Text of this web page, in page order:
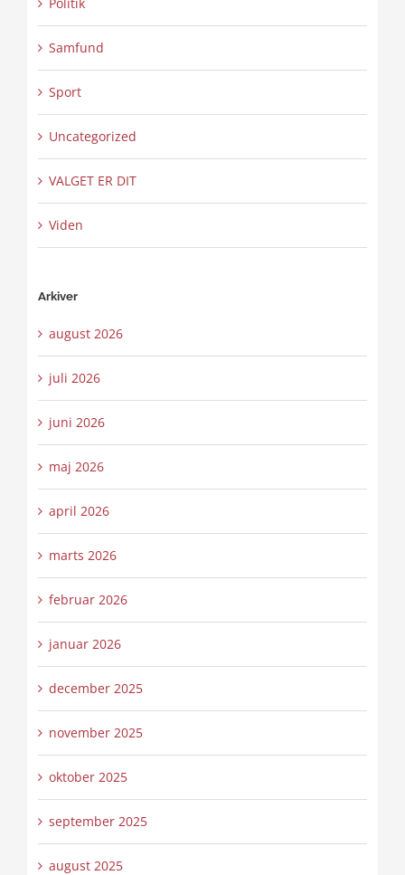
Politik
Samfund
Sport
Uncategorized
VALGET ER DIT
Viden
Arkiver
august 2026
juli 2026
juni 2026
maj 2026
april 2026
marts 2026
februar 2026
januar 2026
december 2025
november 2025
oktober 2025
september 2025
august 2025